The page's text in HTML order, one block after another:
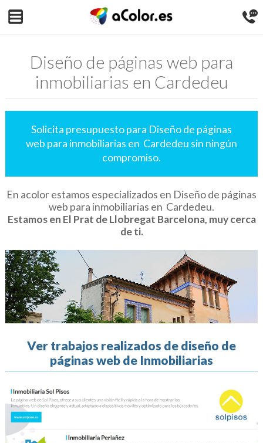
Diseño de páginas web para
inmobiliarias en Cardedeu
Solicita presupuesto para Diseño de páginas
web para inmobiliarias en Cardedeu sin ningún
compromiso.
En acolor estamos especializados en Diseño de páginas
web para inmobiliarias en Cardedeu.
Estamos en El Prat de Llobregat Barcelona, muy cerca
de ti.
Ver trabajos realizados de diseño de
páginas web de Inmobiliarias